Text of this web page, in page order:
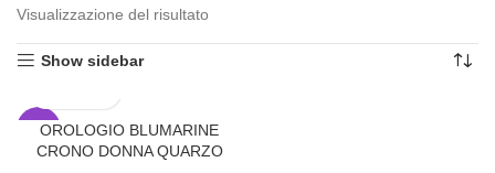
Visualizzazione del risultato
Show sidebar
-30%OROLOGIO BLUMARINE
CRONO DONNA QUARZO